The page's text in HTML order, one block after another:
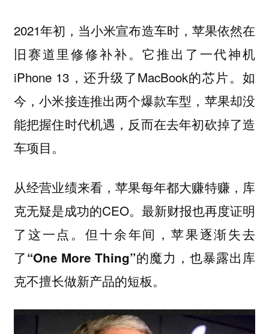
2021年初，当小米宣布造车时，苹果依然在
旧赛道里修修补补。它推出了一代神机
iPhone 13，还升级了MacBook的芯片。如
今，小米接连推出两个爆款车型，苹果却没
能把握住时代机遇，反而在去年初砍掉了造
车项目。
从经营业绩来看，苹果每年都大赚特赚，库
克无疑是成功的CEO。最新财报也再度证明
了这一点。但十余年间， 苹果逐渐失去
了“One More Thing”的魔力， 也暴露出库
克不擅长做新产品的短板。